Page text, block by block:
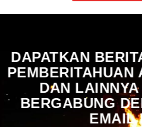
DAPATKAN
PEMBERITAHUAN
DAN
BERGABUNG
EMAIL